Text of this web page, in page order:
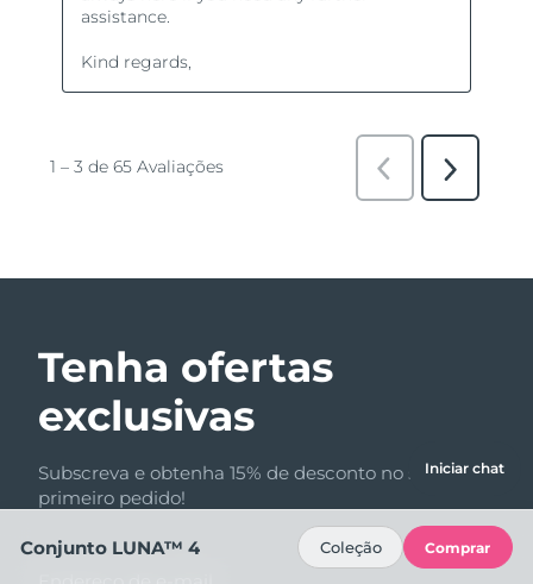
Tenha ofertas
exclusivas
Subscreva e obtenha 15% de desconto no seu
primeiro pedido!
Iniciar chat
Conjunto LUNA™ 4 Coleção Comprar